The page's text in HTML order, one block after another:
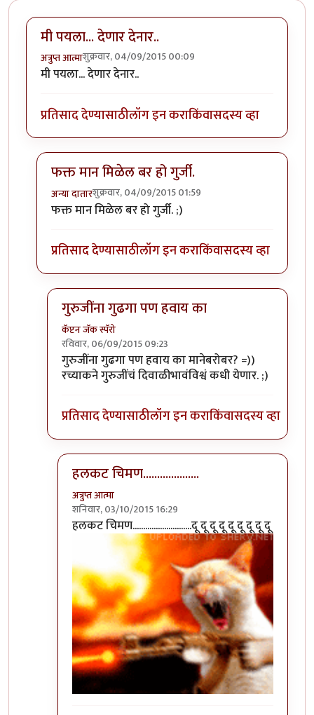
मी पयला... देणार देनार..
अत्रुप्त आत्माशुक्रवार, 04/09/2015 00:09
मी पयला... देणार देनार..
प्रतिसाद देण्यासाठीलॉग इन कराकिंवासदस्य व्हा
फक्त मान मिळेल बर हो गुर्जी.
अन्या दातारशुक्रवार, 04/09/2015 01:59
In reply toमी पयला... देणार देनार..
फक्त मान मिळेल बर हो गुर्जी. ;)
प्रतिसाद देण्यासाठीलॉग इन कराकिंवासदस्य व्हा
गुरुजींना गुढगा पण हवाय का
कॅप्टन जॅक स्पॅरो
रविवार, 06/09/2015 09:23
In reply toफक्त मान मिळेल बर हो गुर्जी. by
गुरुजींना गुढगा पण हवाय का मानेबरोबर? =))
रच्याकने गुरुजींचं दिवाळीभावंविश्वं कधी येणार. ;)
प्रतिसाद देण्यासाठीलॉग इन कराकिंवासदस्य व्हा
हलकट चिमण....................
अत्रुप्त आत्मा
शनिवार, 03/10/2015 16:29
In reply toगुरुजींना गुढगा पण हवाय काbyकॅप्टन जॅक
हलकट चिमण............................दू दू दू दू दू दू दू दू दू